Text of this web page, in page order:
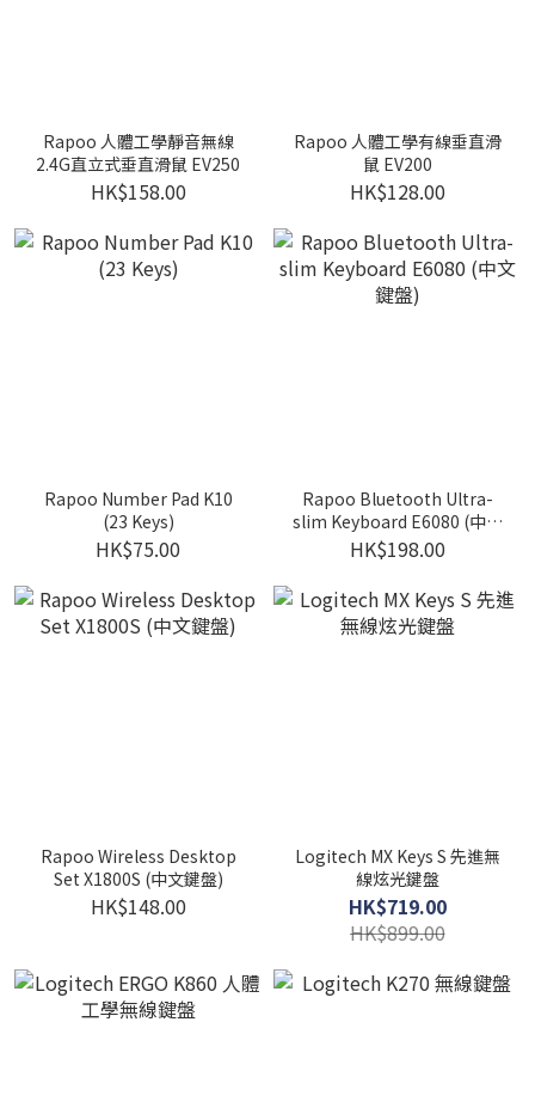
Rapoo 人體工學靜音無線
2.4G直立式垂直滑鼠 EV250
HK$158.00
Rapoo 人體工學有線垂直滑
鼠 EV200
HK$128.00
Rapoo Number Pad K10
(23 Keys)
HK$75.00
Rapoo Bluetooth Ultra-
slim Keyboard E6080 (中文
鍵盤)
HK$198.00
Rapoo Wireless Desktop
Set X1800S (中文鍵盤)
HK$148.00
Logitech MX Keys S 先進無
線炫光鍵盤
HK$719.00
HK$899.00